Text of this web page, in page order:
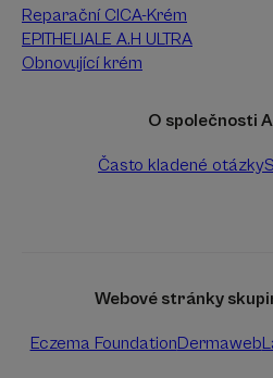
Reparační CICA-Krém
EPITHELIALE A.H ULTRA
Obnovující krém
O společnosti
Často kladené otázky
Webové stránky
Eczema FoundationDermaweb